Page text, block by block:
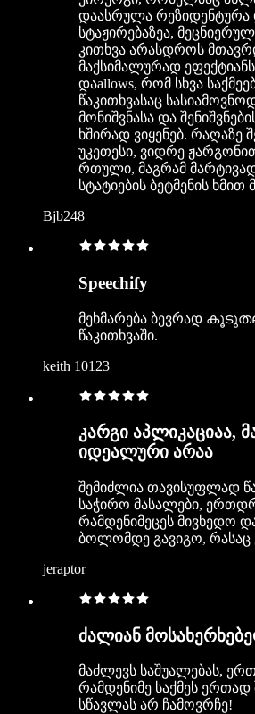
დაასრულა რეზიდენტურა
სტაჟირებაზეა,
კითხვა არასდროს
მაქსიმალურად
დაallows, რომ სხვა
წაკითხვასაც
მონიშვნასა და
ხშირად ვიყენებ. რაღაზე
უკეთესი, ვიდრე
რთული, მაგრამ მარტივად
სტატიების ბეტმენის ხმით
Bjb248
Speechify
მეხმარება ბევრად
წაკითხვაში.
keith 10123
კარგი აპლიკაციაა,
იდეალური არაა
შემიძლია თავისუფლად
საჭირო მასალები,
რამდენიმეცეს მივხედო
ბოლომდე გავიგო,
jeraptor
ძალიან
მაძლევს საშუალებას,
რამდენიმე საქმეს
სწავლას არ ჩამოვრჩე!